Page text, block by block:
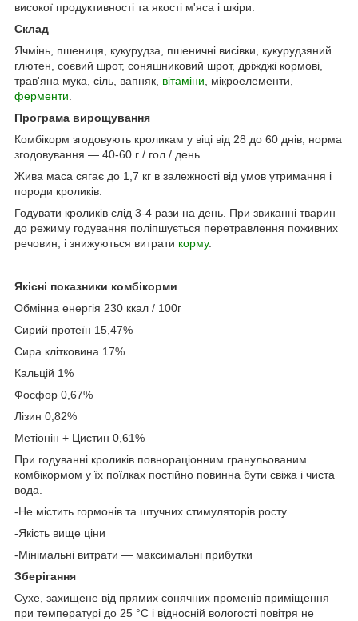
високої продуктивності та якості м'яса і шкіри.
Склад
Ячмінь, пшениця, кукурудза, пшеничні висівки, кукурудзяний
глютен, соєвий шрот, соняшниковий шрот, дріжджі кормові,
трав'яна мука, сіль, вапняк, вітаміни, мікроелементи,
ферменти.
Програма вирощування
Комбікорм згодовують кроликам у віці від 28 до 60 днів, норма
згодовування — 40-60 г / гол / день.
Жива маса сягає до 1,7 кг в залежності від умов утримання і
породи кроликів.
Годувати кроликів слід 3-4 рази на день. При звиканні тварин
до режиму годування поліпшується перетравлення поживних
речовин, і знижуються витрати корму.
Якісні показники комбікорми
Обмінна енергія 230 ккал / 100г
Сирий протеїн 15,47%
Сира клітковина 17%
Кальцій 1%
Фосфор 0,67%
Лізин 0,82%
Метіонін + Цистин 0,61%
При годуванні кроликів повнораціонним гранульованим
комбікормом у їх поїлках постійно повинна бути свіжа і чиста
вода.
-Не містить гормонів та штучних стимуляторів росту
-Якість вище ціни
-Мінімальні витрати — максимальні прибутки
Зберігання
Сухе, захищене від прямих сонячних променів приміщення
при температурі до 25 °С і відносній вологості повітря не